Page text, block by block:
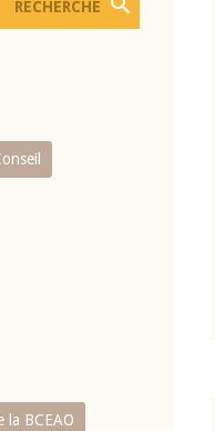
la BCEAO